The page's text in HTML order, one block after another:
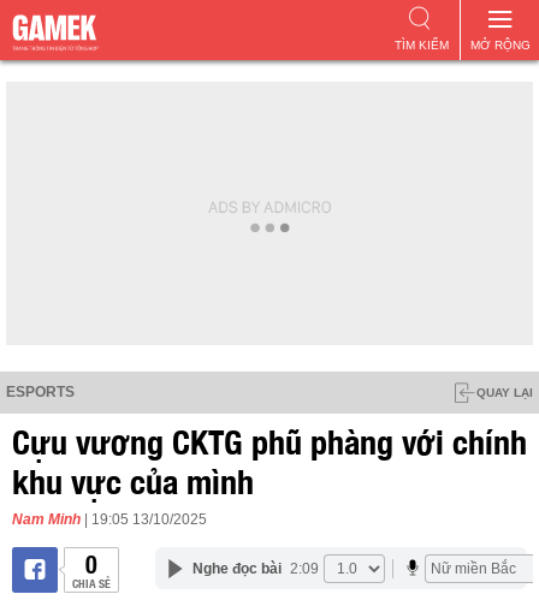
MỞ RỘNG
TÌM KIẾM
ESPORTS QUAY LẠI
Cựu vương CKTG phũ phàng với chính
khu vực của mình
Nam Minh | 19:05 13/10/2025
0
CHIA SẺ
Nghe đọc bài 2:09